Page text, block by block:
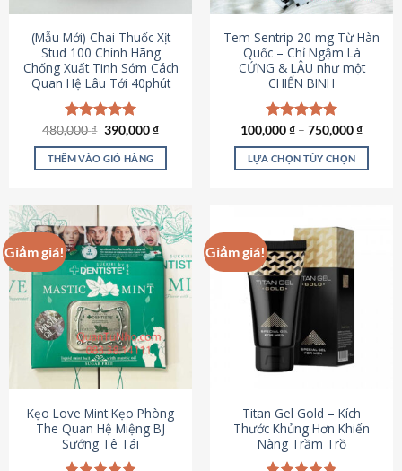
được
chọn
trên
trang
sản
phẩm
thể
chọn
trên
trang
sản
phẩm
(Mẫu Mới) Chai Thuốc Xịt
Stud 100 Chính Hãng
Chống Xuất Tinh Sớm Cách
Quan Hệ Lâu Tới 40phút
Được xếp
hạng5.00
5 sao
480,000₫ Giá
là:
480,000 ₫.
390,000₫Giá
tại
THÊM VÀO GIỎ HÀNG
Tem Sentrip 20 mg Từ Hàn
Quốc – Chỉ Ngậm Là
CỨNG & LÂU như một
CHIẾN BINH
Được xếp
hạng5.00
5 sao
100,000₫ – 750,000₫
LỰA CHỌN TÙY CHỌN
có
nhiều
biến
tùy
chọn
có
chọn
trên
trang
Giảm giá!
Kẹo Love Mint Kẹo Phòng
The Quan Hệ Miệng BJ
Sướng Tê Tái
Giảm giá!
Titan Gel Gold – Kích
Thước Khủng Hơn Khiến
Nàng Trầm Trồ